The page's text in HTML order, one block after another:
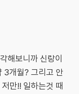
해보니까 신랑이
3개월? 그리고 안
만!! 일하는것 때